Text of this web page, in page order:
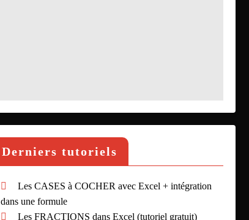
Derniers tutoriels
Les CASES à COCHER avec Excel + intégration
dans une formule
Les FRACTIONS dans Excel (tutoriel gratuit)